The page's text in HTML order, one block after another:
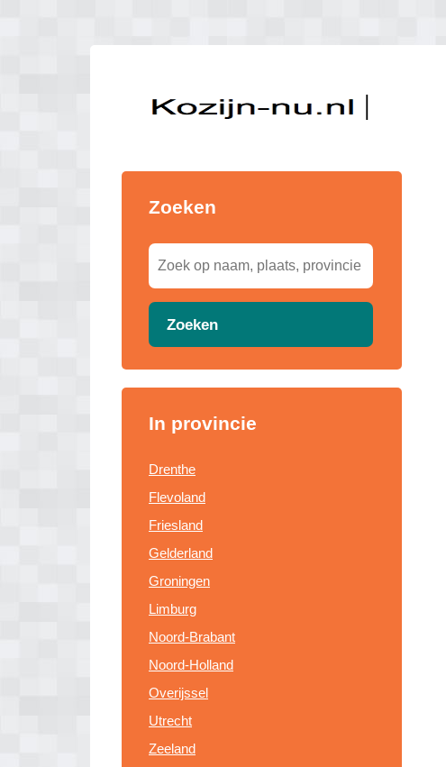
Zoeken
Zoeken
In provincie
Drenthe
Flevoland
Friesland
Gelderland
Groningen
Limburg
Noord-Brabant
Noord-Holland
Overijssel
Utrecht
Zeeland